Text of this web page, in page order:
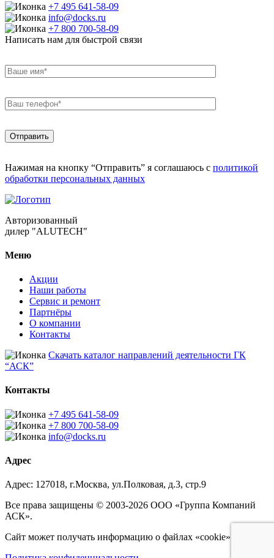
+7 495 641-58-09
info@docks.ru
+7 800 700-58-09
Написать нам для быстрой связи
Нажимая на кнопку “Отправить” я соглашаюсь с политикой
обработки персональных данных
Авторизованный
дилер "ALUTECH"
Меню
Акции
Наши работы
Сервис и ремонт
Партнёры
О компании
Контакты
Скачать каталог направлений деятельности ГК
“АСК”
Контакты
+7 495 641-58-09
+7 800 700-58-09
info@docks.ru
Адрес
Адрес: 127018, г.Москва, ул.Полковая, д.3, стр.9
Все права защищены © 2003-2026 ООО «Группа Компаний
АСК».
Сайт может получать информацию о файлах «cookie».